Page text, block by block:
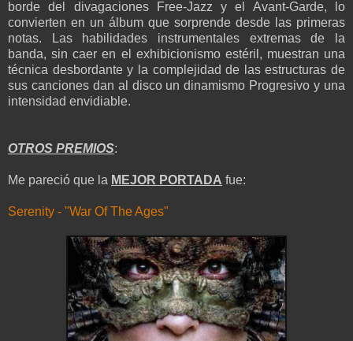
borde del divagaciones Free-Jazz y el Avant-Garde, lo
convierten en un álbum que sorprende desde las primeras
notas. Las habilidades instrumentales extremas de la
banda, sin caer en el exhibicionismo estéril, muestran una
técnica desbordante y la complejidad de las estructuras de
sus canciones dan al disco un dinamismo Progresivo y una
intensidad envidiable.
OTROS PREMIOS:
Me pareció que la MEJOR PORTADA fue:
Serenity - "War Of The Ages"